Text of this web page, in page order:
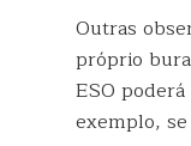
Outras
próprio
ESO
exemplo,